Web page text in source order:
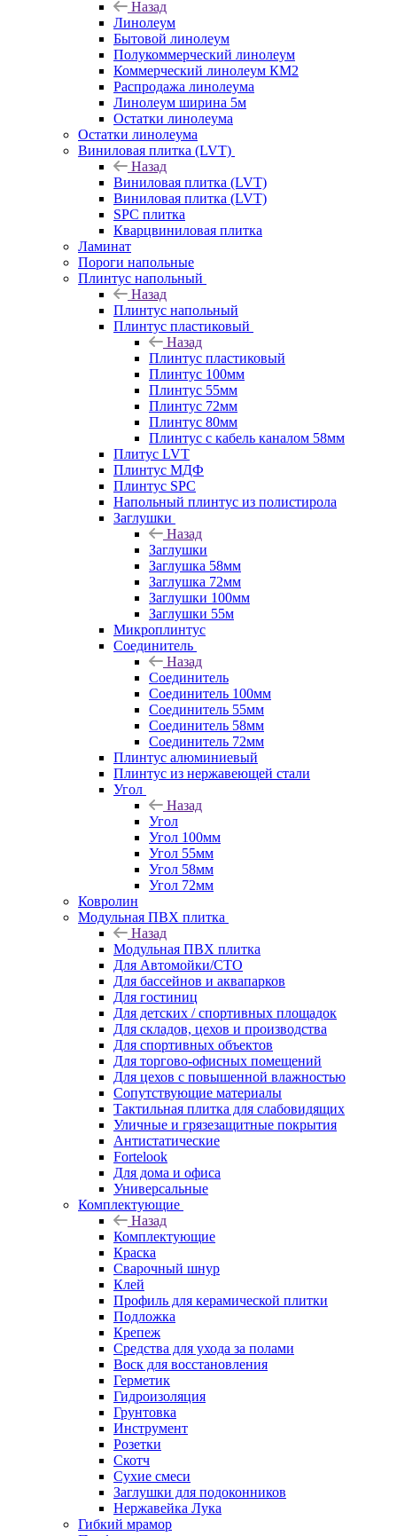
Назад
Линолеум
Бытовой линолеум
Полукоммерческий линолеум
Коммерческий линолеум КМ2
Распродажа линолеума
Линолеум ширина 5м
Остатки линолеума
Остатки линолеума
Виниловая плитка (LVT)
Назад
Виниловая плитка (LVT)
Виниловая плитка (LVT)
SPC плитка
Кварцвиниловая плитка
Ламинат
Пороги напольные
Плинтус напольный
Назад
Плинтус напольный
Плинтус пластиковый
Назад
Плинтус пластиковый
Плинтус 100мм
Плинтус 55мм
Плинтус 72мм
Плинтус 80мм
Плинтус с кабель каналом 58мм
Плитус LVT
Плинтус МДФ
Плинтус SPC
Напольный плинтус из полистирола
Заглушки
Назад
Заглушки
Заглушка 58мм
Заглушка 72мм
Заглушки 100мм
Заглушки 55м
Микроплинтус
Соединитель
Назад
Соединитель
Соединитель 100мм
Соединитель 55мм
Соединитель 58мм
Соединитель 72мм
Плинтус алюминиевый
Плинтус из нержавеющей стали
Угол
Назад
Угол
Угол 100мм
Угол 55мм
Угол 58мм
Угол 72мм
Ковролин
Модульная ПВХ плитка
Назад
Модульная ПВХ плитка
Для Автомойки/СТО
Для бассейнов и аквапарков
Для гостиниц
Для детских / спортивных площадок
Для складов, цехов и производства
Для спортивных объектов
Для торгово-офисных помещений
Для цехов с повышенной влажностью
Сопутствующие материалы
Тактильная плитка для слабовидящих
Уличные и грязезащитные покрытия
Антистатические
Fortelook
Для дома и офиса
Универсальные
Комплектующие
Назад
Комплектующие
Краска
Сварочный шнур
Клей
Профиль для керамической плитки
Подложка
Крепеж
Средства для ухода за полами
Воск для восстановления
Герметик
Гидроизоляция
Грунтовка
Инструмент
Розетки
Скотч
Сухие смеси
Заглушки для подоконников
Нержавейка Лука
Гибкий мрамор